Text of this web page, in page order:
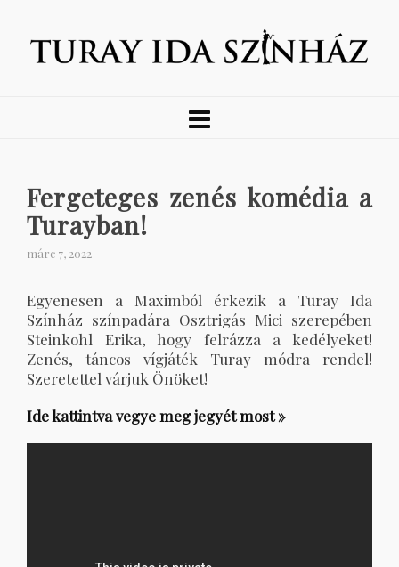
Fergeteges zenés komédia a
Turayban!
márc 7, 2022
Egyenesen a Maximból érkezik a Turay Ida
Színház színpadára Osztrigás Mici szerepében
Steinkohl Erika, hogy felrázza a kedélyeket!
Zenés, táncos vígjáték Turay módra rendel!
Szeretettel várjuk Önöket!
Ide kattintva vegye meg jegyét most »